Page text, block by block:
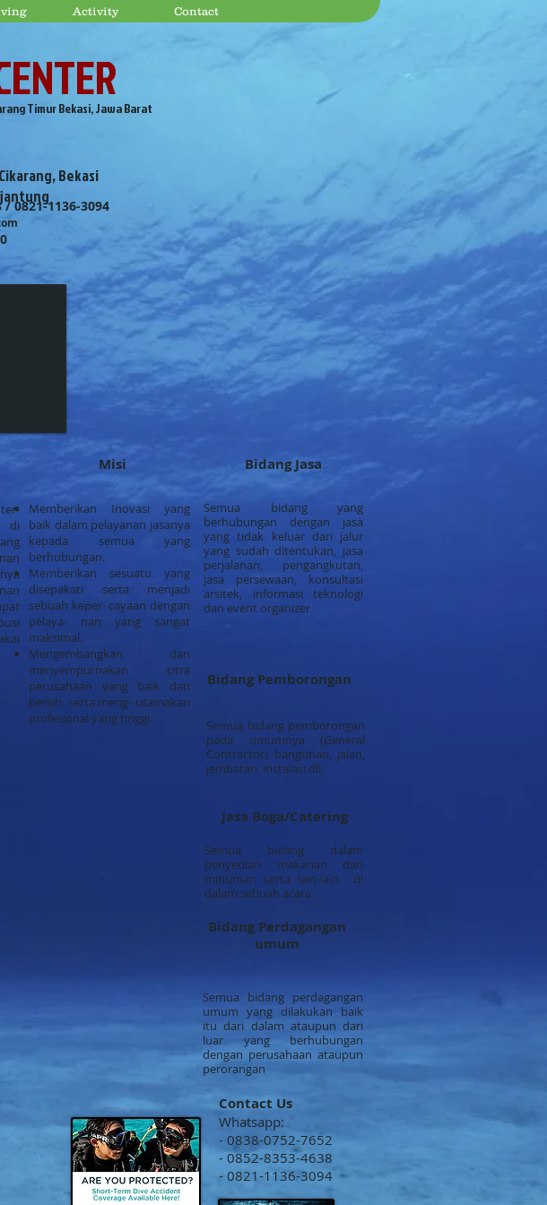
Activity Contact
/ 0821-1136-3094
Timur Bekasi, Jawa Barat
Bekasi
Misi Bidang Jasa
di
Memberikan Inovasi yang
baik dalam pelayanan jasanya
kepada semua yang
berhubungan.
Memberikan sesuatu yang
disepakati serta menjadi
sebuah keper- cayaan dengan
pelaya- nan yang sangat
maksimal.
Mengembangkan dan
menyempurnakan citra
perusahaan yang baik dan
bersih, serta meng- utamakan
profesional yang tinggi.
Semua bidang yang
berhubungan dengan jasa
yang tidak keluar dari jalur
yang sudah ditentukan, jasa
perjalanan, pengangkutan,
jasa persewaan, konsultasi
arsitek, informasi teknologi
dan event organizer
Bidang Pemborongan
Semua bidang pemborongan
pada umumnya (General
Contractor) bangunan, jalan,
jembatan, instalasi dll.
Jasa Boga/Catering
Semua bidang dalam
penyedian makanan dan
minuman serta lain-lain di
dalam sebuah acara.
Bidang Perdagangan
umum
Semua bidang perdagangan
umum yang dilakukan baik
itu dari dalam ataupun dari
luar yang berhubungan
dengan perusahaan ataupun
perorangan
Contact Us
Whatsapp:
- 0838-0752-7652
- 0852-8353-4638
- 0821-1136-3094